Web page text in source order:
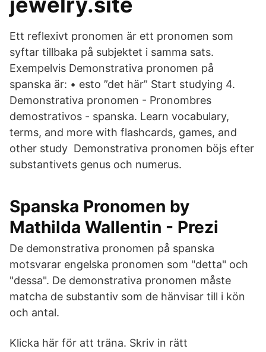
Ett reflexivt pronomen är ett pronomen som
syftar tillbaka på subjektet i samma sats.
Exempelvis Demonstrativa pronomen på
spanska är: • esto ”det här” Start studying 4.
Demonstrativa pronomen - Pronombres
demostrativos - spanska​. Learn vocabulary,
terms, and more with flashcards, games, and
other study Demonstrativa pronomen böjs efter
substantivets genus och numerus.
Spanska Pronomen by
Mathilda Wallentin - Prezi
De demonstrativa pronomen på spanska
motsvarar engelska pronomen som "detta" och
"dessa". De demonstrativa pronomen måste
matcha de substantiv som de hänvisar till i kön
och antal.
Klicka här för att träna. Skriv in rätt